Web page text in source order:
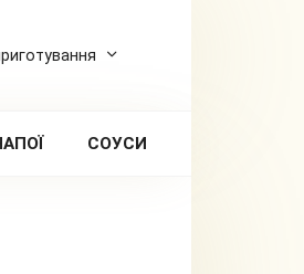
СОУСИ